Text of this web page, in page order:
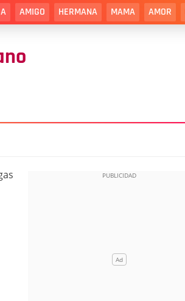
AMIGO HERMANA MAMA AMOR